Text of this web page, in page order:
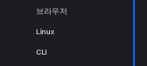
브라우저
Linux
CLI